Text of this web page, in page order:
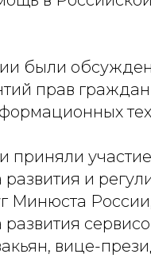
были
прав
приняли
развития и
Минюста
вице-